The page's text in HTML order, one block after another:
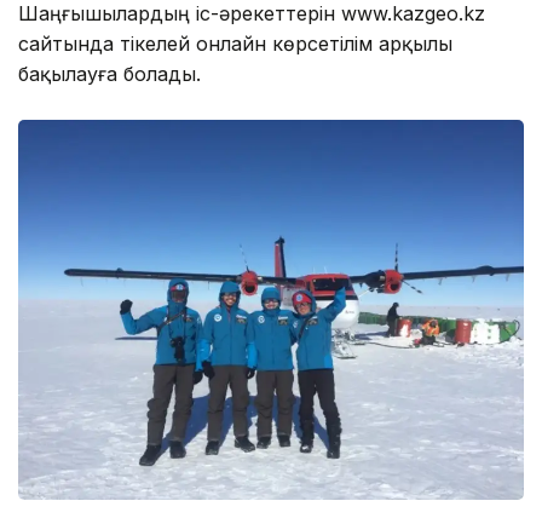
Шаңғышылардың іс-әрекеттерін www.kazgeo.kz
сайтында тікелей онлайн көрсетілім арқылы
бақылауға болады.